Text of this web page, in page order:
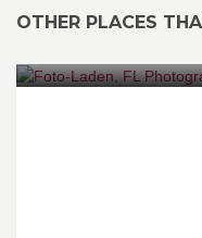
OTHER PLACES